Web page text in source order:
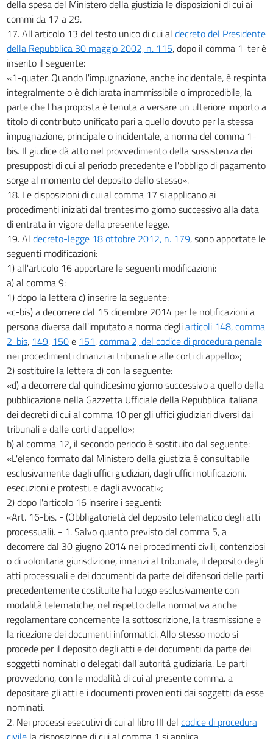
della spesa del Ministero della giustizia le disposizioni di cui ai
commi da 17 a 29.
17. All'articolo 13 del testo unico di cui al decreto del Presidente
della Repubblica 30 maggio 2002, n. 115, dopo il comma 1-ter è
inserito il seguente:
«1-quater. Quando l'impugnazione, anche incidentale, è respinta
integralmente o è dichiarata inammissibile o improcedibile, la
parte che l'ha proposta è tenuta a versare un ulteriore importo a
titolo di contributo unificato pari a quello dovuto per la stessa
impugnazione, principale o incidentale, a norma del comma 1-
bis. Il giudice dà atto nel provvedimento della sussistenza dei
presupposti di cui al periodo precedente e l'obbligo di pagamento
sorge al momento del deposito dello stesso».
18. Le disposizioni di cui al comma 17 si applicano ai
procedimenti iniziati dal trentesimo giorno successivo alla data
di entrata in vigore della presente legge.
19. Al decreto-legge 18 ottobre 2012, n. 179, sono apportate le
seguenti modificazioni:
1) all'articolo 16 apportare le seguenti modificazioni:
a) al comma 9:
1) dopo la lettera c) inserire la seguente:
«c-bis) a decorrere dal 15 dicembre 2014 per le notificazioni a
persona diversa dall'imputato a norma degliarticoli 148, comma
2-bis, 149, 150e 151,comma 2, del codice di procedura penale
nei procedimenti dinanzi ai tribunali e alle corti di appello»;
2) sostituire la lettera d) con la seguente:
«d) a decorrere dal quindicesimo giorno successivo a quello della
pubblicazione nella Gazzetta Ufficiale della Repubblica italiana
dei decreti di cui al comma 10 per gli uffici giudiziari diversi dai
tribunali e dalle corti d'appello»;
b) al comma 12, il secondo periodo è sostituito dal seguente:
«L'elenco formato dal Ministero della giustizia è consultabile
esclusivamente dagli uffici giudiziari, dagli uffici notificazioni.
esecuzioni e protesti, e dagli avvocati»;
2) dopo l'articolo 16 inserire i seguenti:
«Art. 16-bis. - (Obbligatorietà del deposito telematico degli atti
processuali). - 1. Salvo quanto previsto dal comma 5, a
decorrere dal 30 giugno 2014 nei procedimenti civili, contenziosi
o di volontaria giurisdizione, innanzi al tribunale, il deposito degli
atti processuali e dei documenti da parte dei difensori delle parti
precedentemente costituite ha luogo esclusivamente con
modalità telematiche, nel rispetto della normativa anche
regolamentare concernente la sottoscrizione, la trasmissione e
la ricezione dei documenti informatici. Allo stesso modo si
procede per il deposito degli atti e dei documenti da parte dei
soggetti nominati o delegati dall'autorità giudiziaria. Le parti
provvedono, con le modalità di cui al presente comma. a
depositare gli atti e i documenti provenienti dai soggetti da esse
nominati.
2. Nei processi esecutivi di cui al libro III del codice di procedura